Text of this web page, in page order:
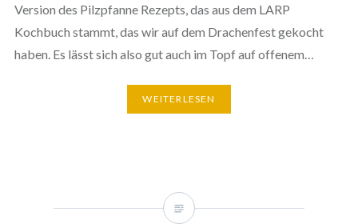
Version des Pilzpfanne Rezepts, das aus dem LARP
Kochbuch stammt, das wir auf dem Drachenfest gekocht
haben. Es lässt sich also gut auch im Topf auf offenem…
WEITERLESEN